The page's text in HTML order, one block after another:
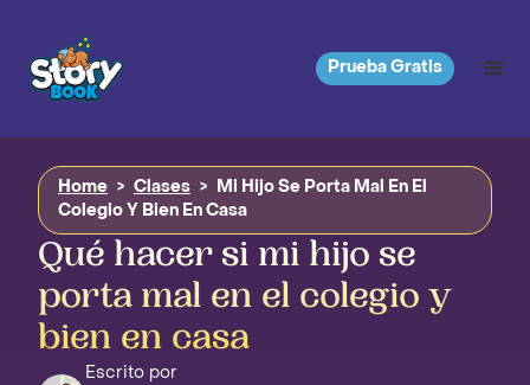
Prueba Gratis
Home > Clases >
Mi Hijo Se Porta Mal En El
Colegio Y Bien En Casa
Qué hacer si mi hijo se
porta mal en el colegio y
bien en casa
Escrito por